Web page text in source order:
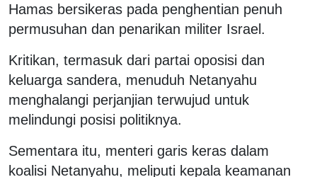
Hamas bersikeras pada penghentian penuh
permusuhan dan penarikan militer Israel.
Kritikan, termasuk dari partai oposisi dan
keluarga sandera, menuduh Netanyahu
menghalangi perjanjian terwujud untuk
melindungi posisi politiknya.
Sementara itu, menteri garis keras dalam
koalisi Netanyahu, meliputi kepala keamanan